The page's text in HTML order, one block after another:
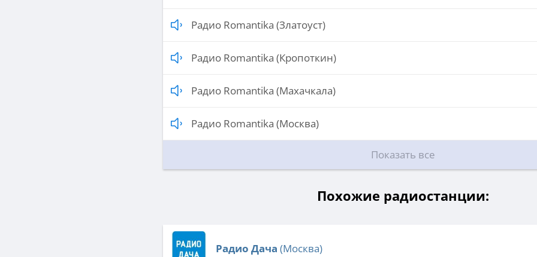
Радио Romantika (Златоуст)
Радио Romantika (Кропоткин)
Радио Romantika (Махачкала)
Радио Romantika (Москва)
Показать все
Похожие радиостанции:
Радио Дача (Москва)